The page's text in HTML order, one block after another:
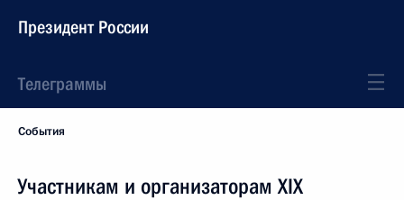
Президент России
Телеграммы
События
Участникам и организаторам XIX